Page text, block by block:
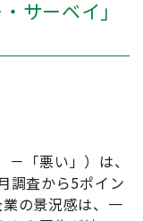
サーベイ」
「悪い」）は、
調査から5ポイン
の景況感は、一